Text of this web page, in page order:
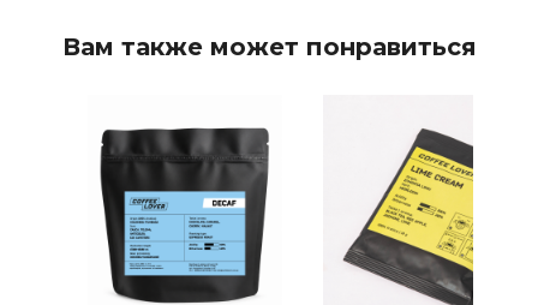
Вам также может понравиться